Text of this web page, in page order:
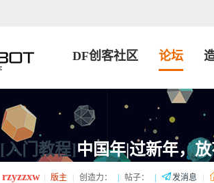
DF创客社区 论坛
[入门教程]中国年|过新年，
rzyzzxw 版主 创造力： 帖子： 发消息